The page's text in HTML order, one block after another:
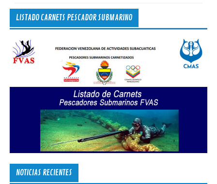
LISTADO CARNETS PESCADOR SUBMARINO
NOTICIAS RECIENTES